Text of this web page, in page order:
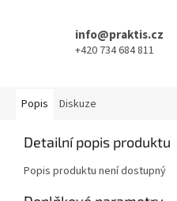
info@praktis.cz
+420 734 684 811
Popis Diskuze
Detailní popis produktu
Popis produktu není dostupný